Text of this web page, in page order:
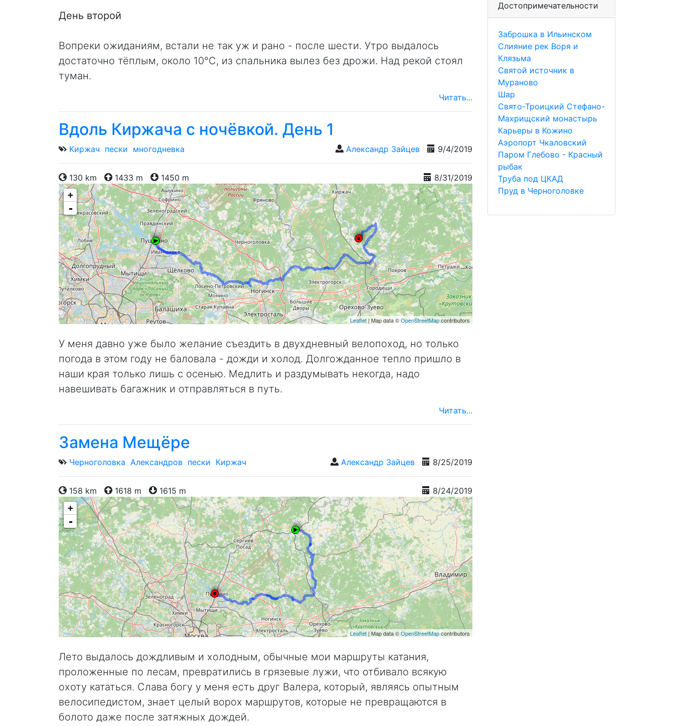
День второй
Вопреки ожиданиям, встали не так уж и рано - после шести. Утро выдалось
достаточно тёплым, около 10°C, из спальника вылез без дрожи. Над рекой стоял
туман.
Читать...
Вдоль Киржача с ночёвкой. День 1
Киржач пески многодневка Александр Зайцев 9/4/2019
130 km 1433 m 1450 m 8/31/2019
+
-
Leaflet | Map data ©OpenStreetMapcontributors
У меня давно уже было желание съездить в двухдневный велопоход, но только
погода в этом году не баловала - дожди и холод. Долгожданное тепло пришло в
наши края только лишь с осенью. Медлить и раздумывать некогда, надо
навешивать багажник и отправляться в путь.
Читать...
Замена Мещёре
Черноголовка Александров пески Киржач Александр Зайцев 8/25/2019
158 km 1618 m 1615 m 8/24/2019
+
-
Leaflet | Map data ©OpenStreetMapcontributors
Лето выдалось дождливым и холодным, обычные мои маршруты катания,
проложенные по лесам, превратились в грязевые лужи, что отбивало всякую
охоту кататься. Слава богу у меня есть друг Валера, который, являясь опытным
велосипедистом, знает целый ворох маршрутов, которые не превращаются в
болото даже после затяжных дождей.
Достопримечательности
Заброшка в Ильинском
Слияние рек Воря и
Клязьма
Святой источник в
Мураново
Шар
Свято-Троицкий Стефано-
Махрищский монастырь
Карьеры в Кожино
Аэропорт Чкаловский
Паром Глебово - Красный
рыбак
Труба под ЦКАД
Пруд в Черноголовке